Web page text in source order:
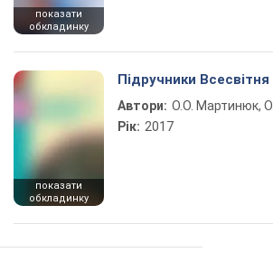
показати
обкладинку
показати
обкладинку
Підручники Всесвітня
Автори: О.О. Мартинюк,
Рік: 2017